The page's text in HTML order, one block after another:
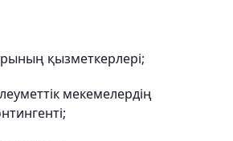
қызметкерлері;
мекемелердің